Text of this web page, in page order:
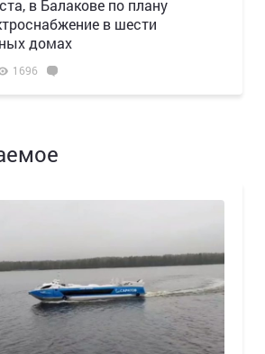
в Балакове по плану
в шести
домах
1696